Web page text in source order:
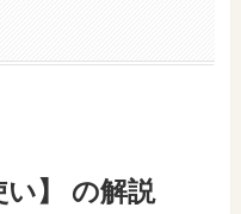
い】 の解説